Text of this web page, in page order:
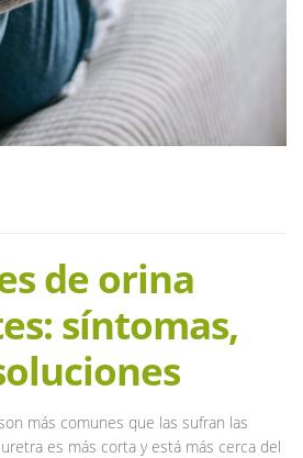
de orina
síntomas,
más comunes que las sufran las
es más corta y está más cerca del